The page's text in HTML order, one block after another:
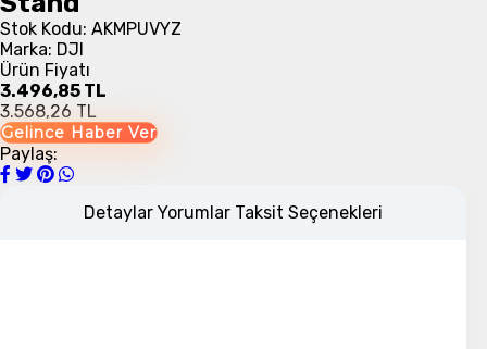
Stok Kodu: AKMPUVYZ
Marka: DJI
Ürün Fiyatı
3.496,85 TL
3.568,26 TL
Gelince Haber Ver
Paylaş:
Detaylar Yorumlar Taksit Seçenekleri